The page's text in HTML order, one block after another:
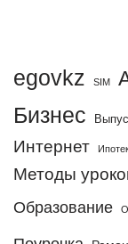
egovkz SIM
Бизнес
Интернет
Методы
Образование